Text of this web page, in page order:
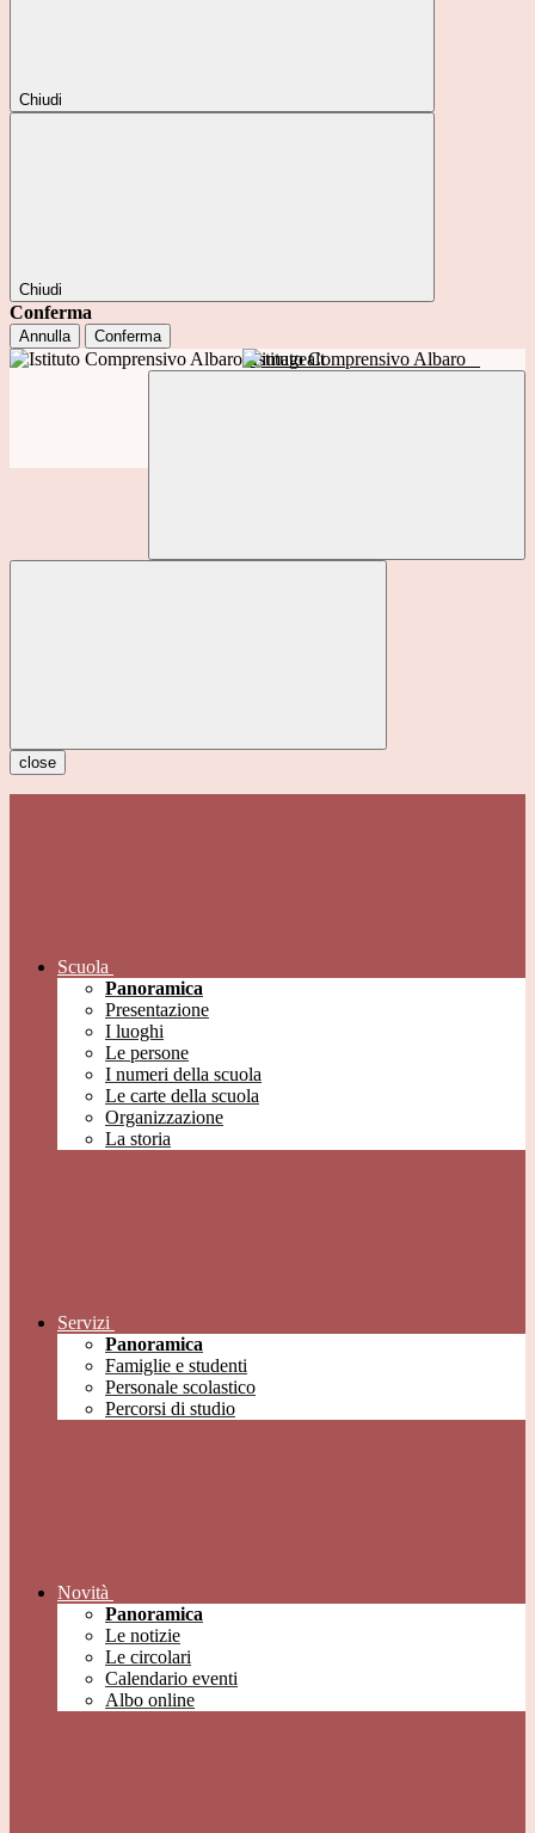
Chiudi
Chiudi
Conferma
Annulla Conferma
Istituto Comprensivo Albaro
close
Scuola
Panoramica
Presentazione
I luoghi
Le persone
I numeri della scuola
Le carte della scuola
Organizzazione
La storia
Servizi
Panoramica
Famiglie e studenti
Personale scolastico
Percorsi di studio
Novità
Panoramica
Le notizie
Le circolari
Calendario eventi
Albo online